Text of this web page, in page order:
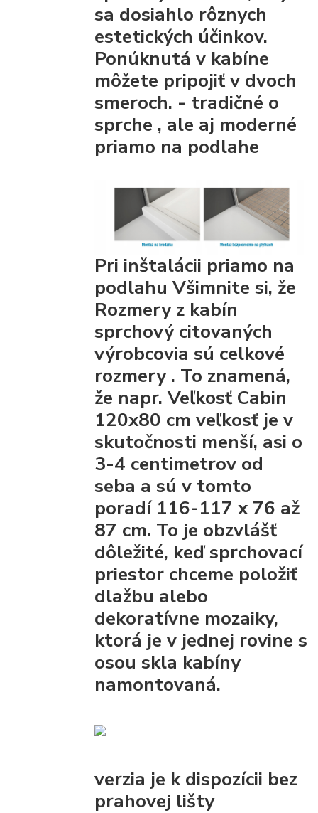
sa dosiahlo rôznych
estetických účinkov.
Ponúknutá v kabíne
môžete pripojiťv dvoch
smeroch. - tradičné o
sprche , ale aj moderné
priamo na podlahe
Pri inštalácii priamo na
podlahu Všimnite si, že
Rozmery z kabín
sprchový citovaných
výrobcoviasú celkové
rozmery. To znamená,
že napr. Veľkosť Cabin
120x80 cm veľkosť je v
skutočnosti menší, asi o
3-4 centimetrov od
seba a sú v tomto
poradí 116-117 x 76 až
87 cm. To je obzvlášť
dôležité, keď sprchovací
priestor chceme položiť
dlažbu alebo
dekoratívne mozaiky,
ktorá je v jednej rovine s
osou skla kabíny
namontovaná.
verzia je k dispozícii bez
prahovej lišty